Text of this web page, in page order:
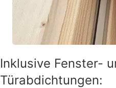
Inklusive Fenster-
Türabdichtungen: